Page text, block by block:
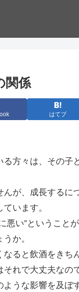
関係
はてブ
方々は、その
が、成長するに
います。
悪い”ということ
か。
ると飲酒をきち
れで大丈夫なの
うな影響を及ぼ